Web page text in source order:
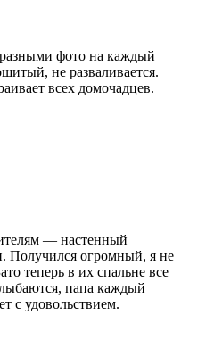
фото на каждый
не разваливается.
всех домочадцев.
— настенный
Получился огромный, я не
теперь в их спальне все
папа каждый
с удовольствием.